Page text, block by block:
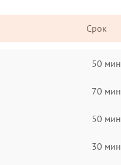
Срок
50 мин
70 мин
50 мин
30 мин